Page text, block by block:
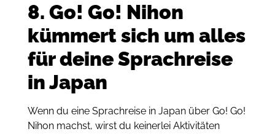
8. Go! Go! Nihon
kümmert sich um alles
für deine Sprachreise
in Japan
Wenn du eine Sprachreise in Japan über Go! Go!
Nihon machst, wirst du keinerlei Aktivitäten